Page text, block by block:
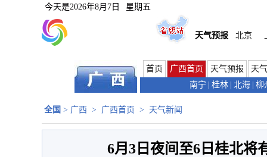
今天是2026年8月7日 星期五
天气预报 北京
首页 广西首页 天气预报
天
南宁
桂林 北海 柳
全国 > 广西 > 广西首页 > 天气新闻
6月3日夜间至6日桂北将